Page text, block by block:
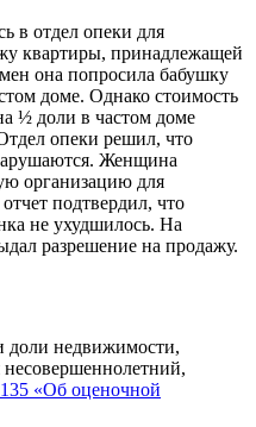
в отдел опеки для
квартиры, принадлежащей
она попросила бабушку
доме. Однако стоимость
½ доли в частом доме
опеки решил, что
Женщина
организацию для
подтвердил, что
не ухудшилось. На
разрешение на продажу.
доли недвижимости,
несовершеннолетний,
«Об оценочной